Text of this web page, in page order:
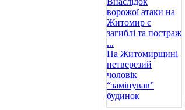
ворожої атаки на
Житомир є
загиблі та постраж
...
На Житомирщині
нетверезий
чоловік
“замінував”
будинок